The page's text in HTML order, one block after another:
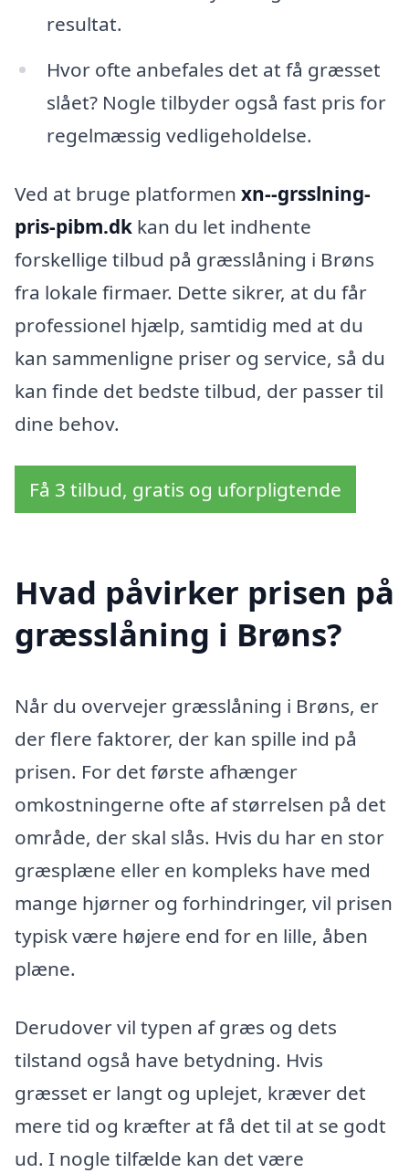
resultat.
Hvor ofte anbefales det at få græsset
slået? Nogle tilbyder også fast pris for
regelmæssig vedligeholdelse.
Ved at bruge platformen xn--grsslning-
pris-pibm.dk kan du let indhente
forskellige tilbud på græsslåning i Brøns
fra lokale firmaer. Dette sikrer, at du får
professionel hjælp, samtidig med at du
kan sammenligne priser og service, så du
kan finde det bedste tilbud, der passer til
dine behov.
Få 3 tilbud, gratis og uforpligtende
Hvad påvirker prisen på
græsslåning i Brøns?
Når du overvejer græsslåning i Brøns, er
der flere faktorer, der kan spille ind på
prisen. For det første afhænger
omkostningerne ofte af størrelsen på det
område, der skal slås. Hvis du har en stor
græsplæne eller en kompleks have med
mange hjørner og forhindringer, vil prisen
typisk være højere end for en lille, åben
plæne.
Derudover vil typen af græs og dets
tilstand også have betydning. Hvis
græsset er langt og uplejet, kræver det
mere tid og kræfter at få det til at se godt
ud. I nogle tilfælde kan det være